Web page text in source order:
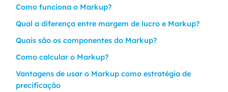
Como funciona o Markup?
Qual a diferença entre margem de lucro e Markup?
Quais são os componentes do Markup?
Como calcular o Markup?
Vantagens de usar o Markup como estratégia de
precificação